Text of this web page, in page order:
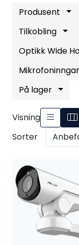
Produsent
Tilkobling
Optikk Wide
På lager
Visning
Sorter
VAREMERKER
AKTUELT
BRUKT
SAMTALEROM